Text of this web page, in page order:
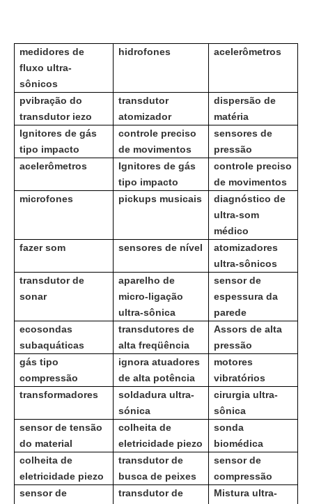
medidores de
fluxo ultra-
sônicos
hidrofones acelerômetros
pvibração do
transdutor iezo
transdutor
atomizador
dispersão de
matéria
Ignitores de gás
tipo impacto
controle preciso
de movimentos
sensores de
pressão
acelerômetros
Ignitores de gás
tipo impacto
controle preciso
de movimentos
microfones
pickups musicais
diagnóstico de
ultra-som
médico
fazer som
sensores de nível
atomizadores
ultra-sônicos
transdutor de
sonar
aparelho de
micro-ligação
ultra-sônica
sensor de
espessura da
parede
ecosondas
subaquáticas
transdutores de
alta freqüência
Assors de alta
pressão
gás tipo
compressão
ignora atuadores
de alta potência
motores
vibratórios
transformadores
soldadura ultra-
sónica
cirurgia ultra-
sônica
sensor de tensão
do material
colheita de
eletricidade piezo
sonda
biomédica
colheita de
eletricidade piezo
transdutor de
busca de peixes
sensor de
compressão
sensor de
transdutor de
Mistura ultra-